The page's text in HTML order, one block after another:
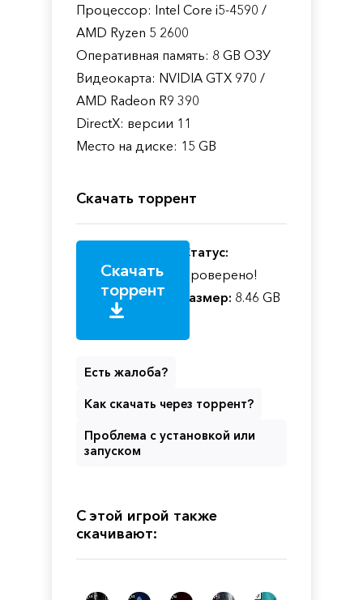
Процессор: Intel Core i5-4590 /
AMD Ryzen 5 2600
Оперативная память: 8 GB ОЗУ
Видеокарта: NVIDIA GTX 970 /
AMD Radeon R9 390
DirectX: версии 11
Место на диске: 15 GB
Скачать торрент
Скачать
торрент
Статус:
Проверено!
Размер: 8.46 GB
Есть жалоба?
Как скачать через торрент?
Проблема с установкой или
запуском
С этой игрой также
скачивают: